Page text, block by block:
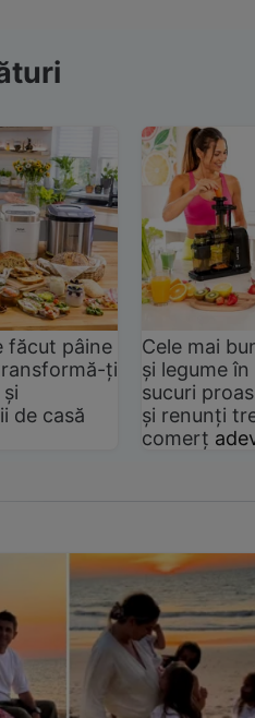
făcut pâine
ți
de casă
Cele mai
și legume
sucuri
și renunți
comerț